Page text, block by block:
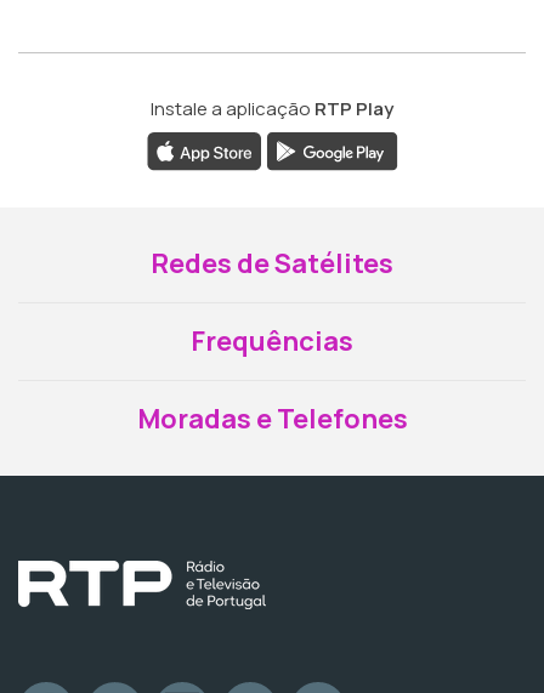
Instale a aplicação RTP Play
Redes de Satélites
Frequências
Moradas e Telefones